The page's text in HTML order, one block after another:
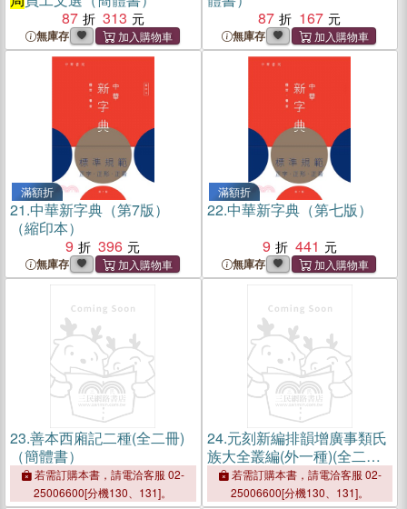
87
313
無庫存
87
167
無庫存
滿額折
21.中華新字典（第7版）
（縮印本）
9
396
無庫存
滿額折
22.中華新字典（第七版）
9
441
無庫存
23.善本西廂記二種(全二冊)
（簡體書）
若需訂購本書，請電洽客服 02-
25006600[分機130、131]。
24.元刻新編排韻增廣事類氏
族大全叢編(外一種)(全二冊)
（簡體書）
若需訂購本書，請電洽客服 02-
25006600[分機130、131]。